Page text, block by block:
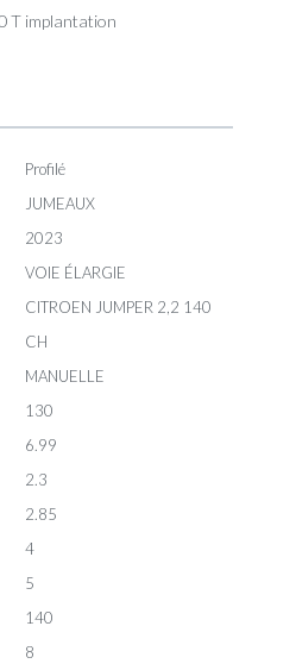
Profilé
JUMEAUX
2023
VOIE ÉLARGIE
CITROEN JUMPER 2,2 140
CH
MANUELLE
130
6.99
2.3
2.85
4
5
140
8